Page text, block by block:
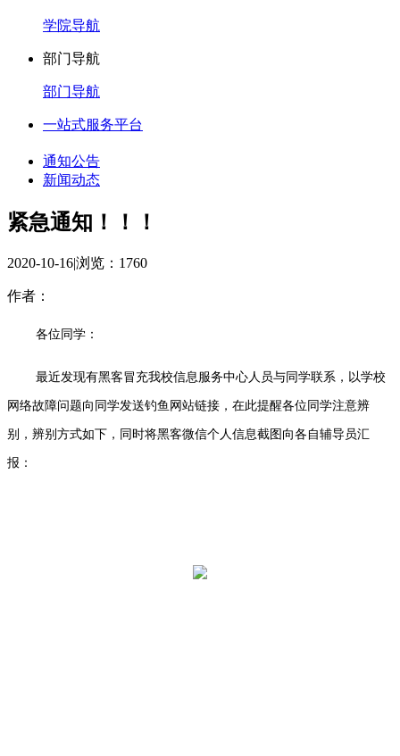
学院导航
部门导航
部门导航
一站式服务平台
通知公告
新闻动态
紧急通知！！！
2020-10-16|浏览： 1760
作者：
各位同学：
最近发现有黑客冒充我校信息服务中心人员与同学联系，以学校
网络故障问题向同学发送钓鱼网站链接，在此提醒各位同学注意辨
别，辨别方式如下，同时将黑客微信个人信息截图向各自辅导员汇
报：